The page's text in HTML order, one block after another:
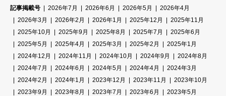
記事掲載号
2026年7月 2026年6月 2026年5月
2026年4月
2026年3月
2026年2月 2026年1月 2025年12月
2025年11月
2025年10月
2025年9月 2025年8月 2025年7月
2025年6月
2025年5月
2025年4月 2025年3月 2025年2月
2025年1月
2024年12月
2024年11月 2024年10月 2024年9月
2024年8月
2024年7月
2024年6月 2024年5月 2024年4月
2024年3月
2024年2月
2024年1月 2023年12月 2023年11月
2023年10月
2023年9月
2023年8月 2023年7月 2023年6月
2023年5月